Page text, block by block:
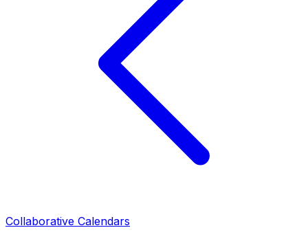
Collaborative Calendars